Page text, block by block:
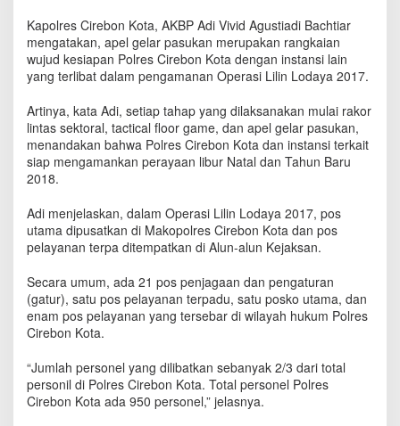
i
m
p
i
n
A
p
e
l
G
a
r
P
s
u
k
O
p
e
r
Kapolres Cirebon Kota, AKBP Adi Vivid Agustiadi Bachtiar
mengatakan, apel gelar pasukan merupakan rangkaian
wujud kesiapan Polres Cirebon Kota dengan instansi lain
yang terlibat dalam pengamanan Operasi Lilin Lodaya 2017.
Artinya, kata Adi, setiap tahap yang dilaksanakan mulai rakor
lintas sektoral, tactical floor game, dan apel gelar pasukan,
menandakan bahwa Polres Cirebon Kota dan instansi terkait
siap mengamankan perayaan libur Natal dan Tahun Baru
2018.
Adi menjelaskan, dalam Operasi Lilin Lodaya 2017, pos
utama dipusatkan di Makopolres Cirebon Kota dan pos
pelayanan terpa ditempatkan di Alun-alun Kejaksan.
Secara umum, ada 21 pos penjagaan dan pengaturan
(gatur), satu pos pelayanan terpadu, satu posko utama, dan
enam pos pelayanan yang tersebar di wilayah hukum Polres
Cirebon Kota.
“Jumlah personel yang dilibatkan sebanyak 2/3 dari total
personil di Polres Cirebon Kota. Total personel Polres
Cirebon Kota ada 950 personel,” jelasnya.